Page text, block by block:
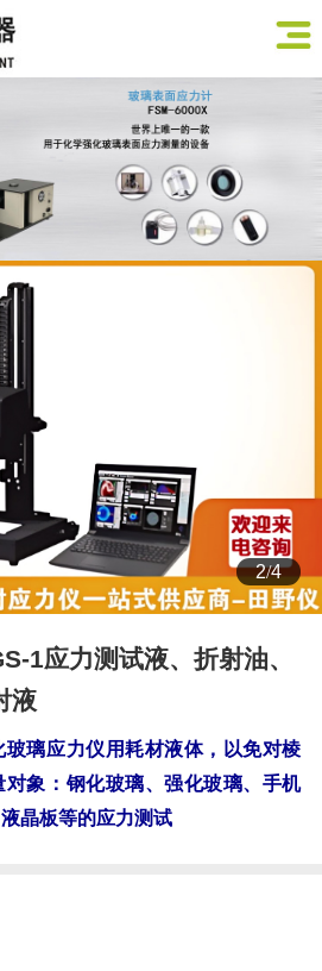
2/4
1应力测试液、折射油、
液
璃应力仪用耗材液体，以免对棱
象：钢化玻璃、强化玻璃、手机
晶板等的应力测试